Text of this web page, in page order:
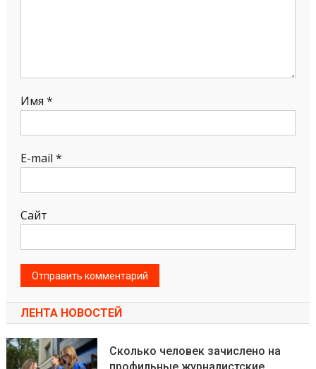
Имя *
E-mail *
Сайт
ЛЕНТА НОВОСТЕЙ
Сколько человек зачислено на